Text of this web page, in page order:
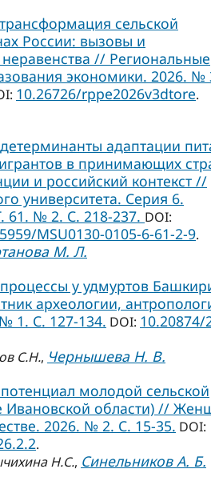
сельской
России: вызовы и
// Региональные
экономики. 2026. №
10.26726/rppe2026v3dtore.
адаптации
в принимающих
и российский контекст //
университета. Серия 6.
61. № 2. С. 218-237. DOI:
MSU0130-0105-6-61-2-9.
М. Л.
у удмуртов
археологии,
1. С. 127-134. DOI: 10.20874/
С.Н., Чернышева Н. В.
молодой сельской
Ивановской области) //
2026. № 2. С. 15-35. DOI:
.
Н.С., Синельников А. Б.